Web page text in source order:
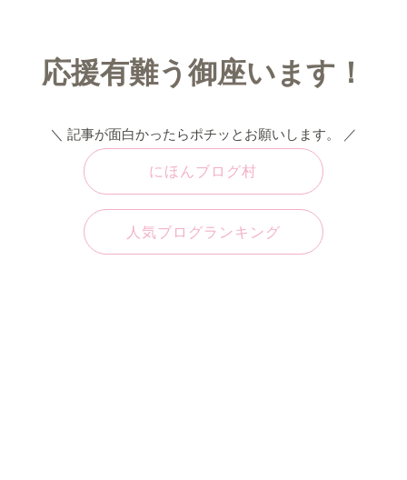
応援有難う御座います！
＼ 記事が面白かったらポチッとお願いします。 ／
にほんブログ村
人気ブログランキング